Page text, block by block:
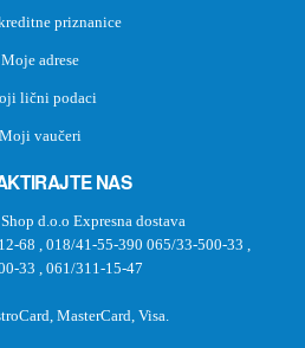
priznanice
Moje adrese
lični podaci
Moji vaučeri
NAS
d.o.o Expresna dostava
68 018/41-55-390 065/33-500-33
33
061/311-15-47
MasterCard, Visa.